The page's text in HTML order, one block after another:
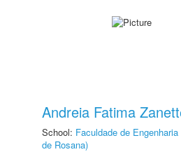
Andreia Fatima
School: Faculdade de
de Rosana)